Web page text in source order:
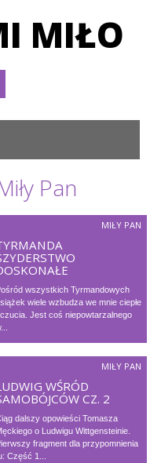
MIŁO
Pan
MIŁY PAN
wszystkich Tyrmandowych
wiele wzbudza we mnie ciepłe
Jest coś niepowtarzalnego
MIŁY PAN
WŚRÓD
CZ. 2
dalszy opowieści Tomasza
o Ludwigu Wittgensteinie.
fragment dla przypomnienia
Część 1...